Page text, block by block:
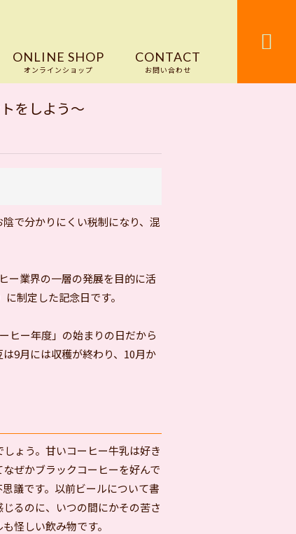
ONLINE SHOP
オンラインショップ
CONTACT
お問い合わせ

をしよう～
で分かりにくい税制になり、混
ー業界の一層の発展を目的に活
制定した記念日です。
ヒー年度」の始まりの日だから
9月には収穫が終わり、10月か
ょう。甘いコーヒー牛乳は好き
ぜかブラックコーヒーを好んで
議です。以前ビールについて書
るのに、いつの間にかその苦さ
怪しい飲み物です。